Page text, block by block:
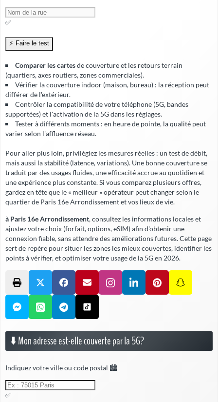
✅
Comparer les cartesde couverture et les retours terrain
(quartiers, axes routiers, zones commerciales).
Vérifier lacouverture indoor (maison, bureau) : la réception peut
différer de l'extérieur.
Contrôler la compatibilité de votre téléphone (5G, bandes
supportées) et l'activation de la 5G dans les réglages.
Tester à différents moments : en heure de pointe, la qualité peut
varier selon l'affluence réseau.
Pour aller plus loin, privilégiez les mesures réelles : un test de débit,
mais aussi la stabilité (latence, variations). Une bonne couverture se
traduit par des usages fluides, uneefficacité accrueau quotidien et
une expérience plus constante. Si vous comparez plusieurs offres,
gardez en tête que le « meilleur » opérateur peut changer selon le
quartier de Paris 16e Arrondissement et vos lieux de vie.
à Paris 16e Arrondissement, consultez les informations locales et
ajustez votre choix (forfait, options, eSIM) afin d'obtenir une
connexion fiable,sans attendredes améliorations futures. Cette page
sert de repère pour situer les zones les mieux couvertes, identifier les
points à vérifier, et optimiser votre usage de la 5G en 2026.
⬇️ Mon adresse est-elle couverte par la 5G?
Indiquez votre ville ou code postal 🏙️
✅